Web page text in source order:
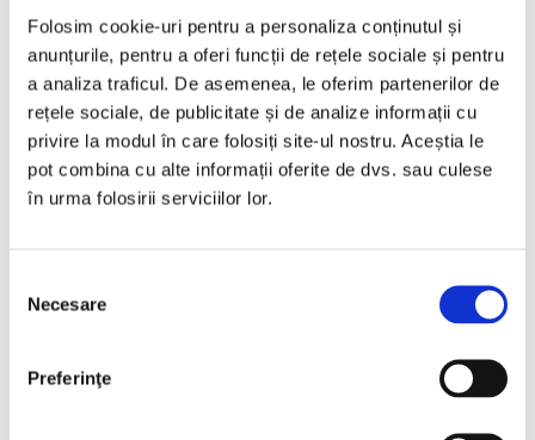
Folosim cookie-uri pentru a personaliza conținutul și
anunțurile, pentru a oferi funcții de rețele sociale și pentru
a analiza traficul. De asemenea, le oferim partenerilor de
rețele sociale, de publicitate și de analize informații cu
privire la modul în care folosiți site-ul nostru. Aceștia le
pot combina cu alte informații oferite de dvs. sau culese
în urma folosirii serviciilor lor.
consimțământului
Necesare
Preferinţe
Search:
Recent Posts